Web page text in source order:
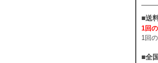
■送
1回
1回
■全